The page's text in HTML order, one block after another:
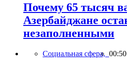
Почему 65 тысяч
Азербайджане
незаполненными
Социальная сфера, 00:50